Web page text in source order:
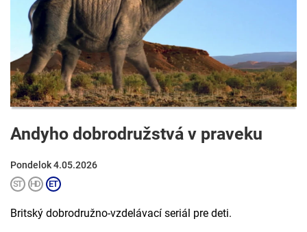
Andyho dobrodružstvá v praveku
Pondelok 4.05.2026
Britský dobrodružno-vzdelávací seriál pre deti.